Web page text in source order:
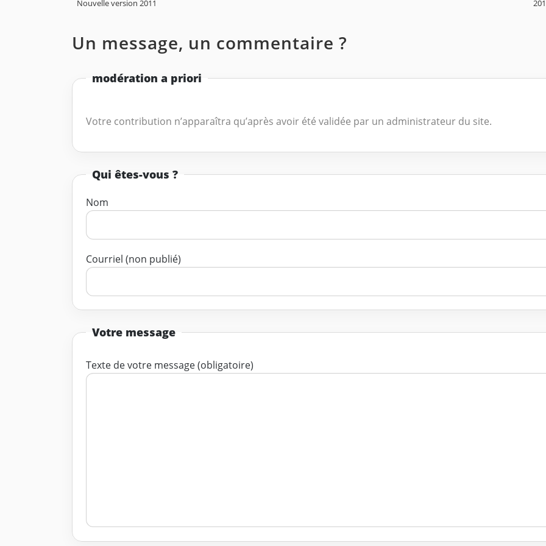
Nouvelle version 2011
Un message, un commentaire ?
modération a priori
Votre contribution n’apparaîtra qu’après avoir été validée par un administrateur du site.
Qui êtes-vous ?
Nom
Courriel (non publié)
Votre message
Texte de votre message (obligatoire)